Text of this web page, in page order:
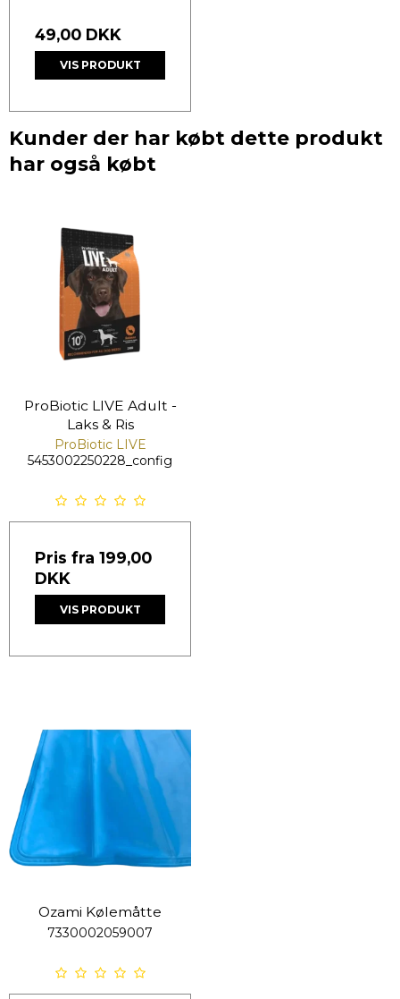
49,00 DKK
VIS PRODUKT
Kunder der har købt dette produkt
har også købt
ProBiotic LIVE Adult -
Laks & Ris
ProBiotic LIVE
5453002250228_config
Pris fra 199,00
DKK
VIS PRODUKT
Ozami Kølemåtte
7330002059007